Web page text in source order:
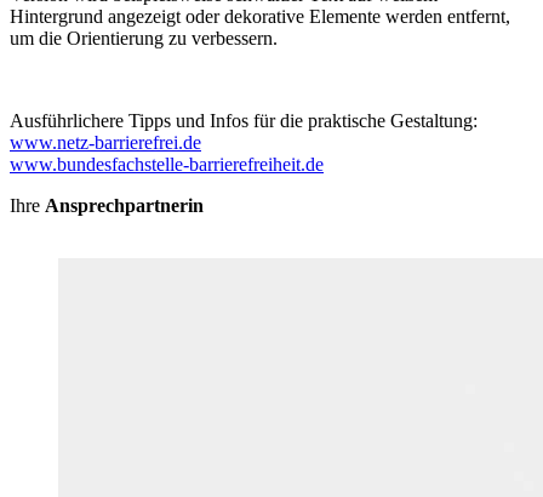
Hintergrund angezeigt oder dekorative Elemente werden entfernt,
um die Orientierung zu verbessern.
Ausführlichere Tipps und Infos für die praktische Gestaltung:
www.netz-barrierefrei.de
www.bundesfachstelle-barrierefreiheit.de
Ihre Ansprechpartnerin